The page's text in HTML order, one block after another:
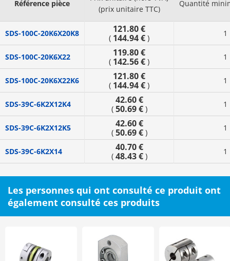
Référence pièce
(prix unitaire TTC)
Quantité
SDS-100C-20K6X20K8 121.80 €
( 144.94 € ) 1
SDS-100C-20K6X22 119.80 €
( 142.56 € ) 1
SDS-100C-20K6X22K6 121.80 €
( 144.94 € ) 1
SDS-39C-6K2X12K4 42.60 €
( 50.69 €) 1
SDS-39C-6K2X12K5 42.60 €
( 50.69 €) 1
SDS-39C-6K2X14 40.70 €
( 48.43 €) 1
Les personnes qui ont consulté ce produit ont
également consulté ces produits